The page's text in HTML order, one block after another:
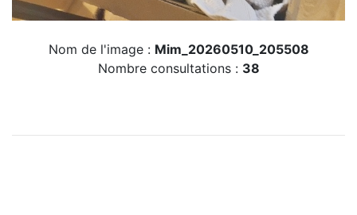
Nom de l'image : Mim_20260510_205508
Nombre consultations : 38